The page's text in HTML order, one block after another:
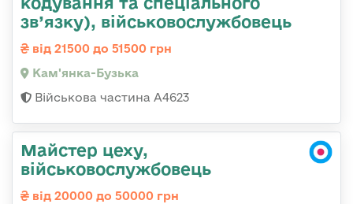
зв’язку), військовослужбовець
від 21500 до 51500 грн
Кам'янка-Бузька
Військова частина А4623
Майстер цеху,
військовослужбовець
від 20000 до 50000 грн